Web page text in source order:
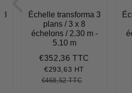
3
Échelle transforma 3
plans / 3 x 8
échelons / 2.30 m -
5.10 m
Prix
réduit
€352,36 TTC
€293,63 HT
Prix
€468,52 TTC€468,52